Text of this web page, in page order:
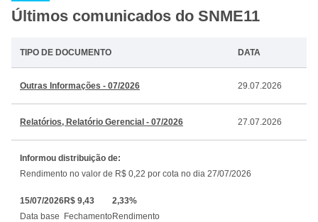
Últimos comunicados do SNME11
TIPO DE DOCUMENTO DATA
Outras Informações - 07/2026 29.07.2026
Relatórios, Relatório Gerencial - 07/2026 27.07.2026
Informou distribuição de:
Rendimento no valor de R$ 0,22 por cota no dia 27/07/2026
15/07/2026
Data base
R$ 9,43
Fechamento
2,33%
Rendimento